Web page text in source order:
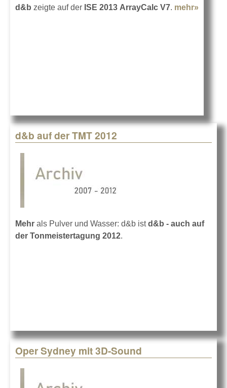
d&b zeigte auf der ISE 2013 ArrayCalc V7. mehr»
d&b auf der TMT 2012
Mehr als Pulver und Wasser: d&b istd&b - auch auf
der Tonmeistertagung 2012.
Oper Sydney mit 3D-Sound